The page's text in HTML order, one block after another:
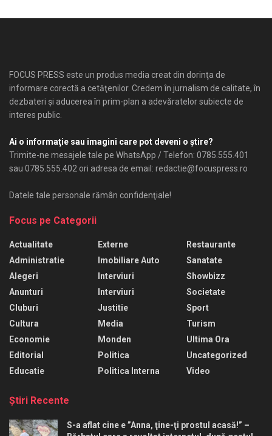
FOCUS PRESS este un produs media creat din dorinţa de
informare corectă a cetăţenilor. Credem în jurnalism de calitate, în
dezbateri şi aducerea în prim-plan a adevăratelor subiecte de
interes public.
Ai o informaţie sau imagini care pot deveni o ştire?
Trimite-ne mesajele tale pe WhatsApp / Telefon: 0785.555.401
sau 0785.555.402 ori adresa de email: redactie@focuspress.ro
Datele tale personale rămân confidenţiale!
Focus pe Categorii
Actualitate
Administratie
Alegeri
Anunturi
Cluburi
Cultura
Economie
Editorial
Educatie
Externe
Imobiliare Auto
Interviuri
Interviuri
Justitie
Media
Monden
Politica
Politica Interna
Restaurante
Sanatate
Showbizz
Societate
Sport
Turism
Ultima Ora
Uncategorized
Video
Ştiri Recente
S-a aflat cine e ”Anna, ţine-ţi prostul acasă!” –